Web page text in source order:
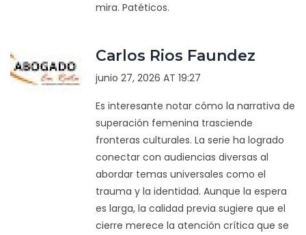
mira. Patéticos.
Carlos Rios Faundez
junio 27, 2026 AT 19:27
Es interesante notar cómo la narrativa de
superación femenina trasciende
fronteras culturales. La serie ha logrado
conectar con audiencias diversas al
abordar temas universales como el
trauma y la identidad. Aunque la espera
es larga, la calidad previa sugiere que el
cierre merece la atención crítica que se